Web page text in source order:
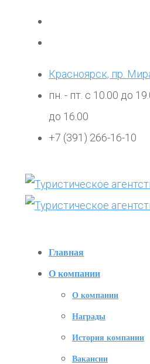
Красноярск, пр.
пн. - пт. с 10.00 до
до 16.00
+7 (391) 266-16-10
Главная
О компании
О компании
Награды
История компании
Вакансии